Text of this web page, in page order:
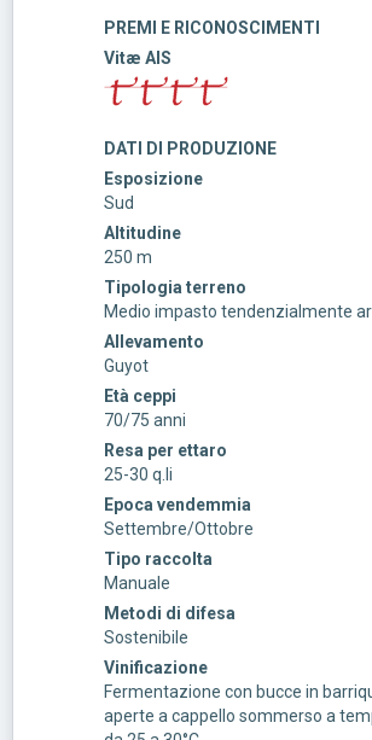
PREMI E RICONOSCIMENTI
Vitæ AIS
DATI DI PRODUZIONE
Esposizione
Sud
Altitudine
250 m
Tipologia terreno
Medio impasto tendenzialmente
Allevamento
Guyot
Età ceppi
70/75 anni
Resa per ettaro
25-30 q.li
Epoca vendemmia
Settembre/Ottobre
Tipo raccolta
Manuale
Metodi di difesa
Sostenibile
Vinificazione
Fermentazione con bucce in
aperte a cappello sommerso a